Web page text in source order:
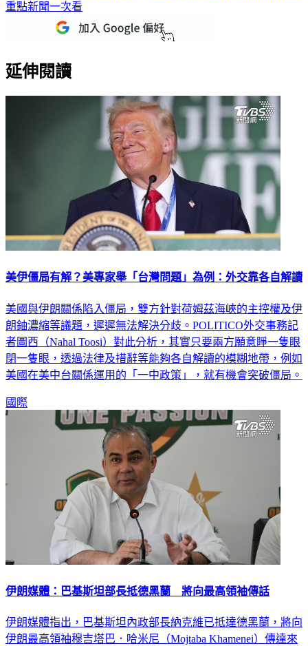
重點新聞一次看
延伸閱讀
美伊僵局有解？美專家舉「台灣問題」為例：外交靠各自解讀
美國與伊朗關係陷入僵局，雙方針對荷姆茲海峽的主控權及伊
朗鈾濃縮等議題，遲遲無法解決分歧。POLITICO外交事務記
者圖西（Nahal Toosi）對此分析，其實只要兩方願意睜一隻眼
閉一隻眼，透過法律及措辭等能夠各自解讀的模糊地帶，例如
美國在美中台關係運用的「一中政策」，就有機會突破僵局。
國際
伊朗媒體：巴基斯坦部長抵德黑蘭 將向最高領袖傳話
伊朗媒體指出，巴基斯坦內政部長納克維已抵達德黑蘭，將向
伊朗最高領袖穆吉塔巴．哈米尼（Mojtaba Khamenei）傳達來